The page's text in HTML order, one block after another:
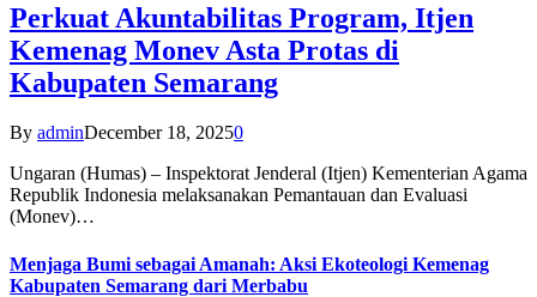
Perkuat Akuntabilitas Program, Itjen
Kemenag Monev Asta Protas di
Kabupaten Semarang
By adminDecember 18, 20250
Ungaran (Humas) – Inspektorat Jenderal (Itjen) Kementerian Agama
Republik Indonesia melaksanakan Pemantauan dan Evaluasi
(Monev)…
Menjaga Bumi sebagai Amanah: Aksi Ekoteologi Kemenag
Kabupaten Semarang dari Merbabu